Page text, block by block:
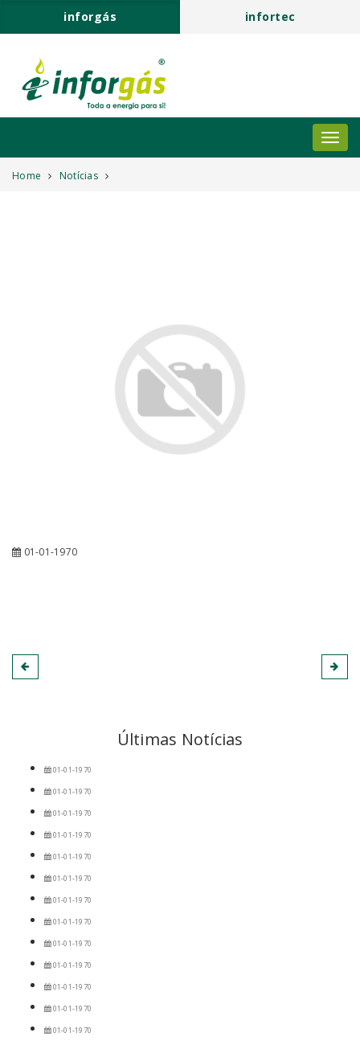
inforgás infortec
Home Notícias
01-01-1970
Últimas Notícias
01-01-1970
01-01-1970
01-01-1970
01-01-1970
01-01-1970
01-01-1970
01-01-1970
01-01-1970
01-01-1970
01-01-1970
01-01-1970
01-01-1970
01-01-1970